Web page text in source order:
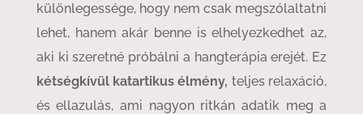
különlegessége, hogy nem csak megszólaltatni
lehet, hanem akár benne is elhelyezkedhet az,
aki ki szeretné próbálni a hangterápia erejét. Ez
kétségkívül katartikus élmény, teljes relaxáció,
és ellazulás, ami nagyon ritkán adatik meg a